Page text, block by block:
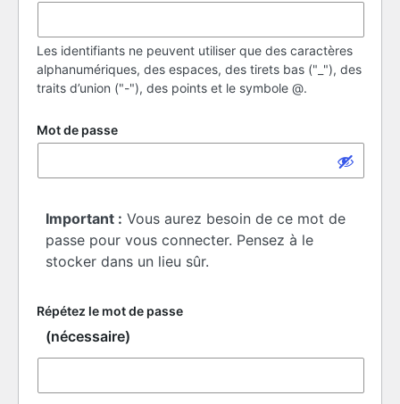
Les identifiants ne peuvent utiliser que des caractères
alphanumériques, des espaces, des tirets bas ("_"), des
traits d’union ("-"), des points et le symbole @.
Mot de passe
Important : Vous aurez besoin de ce mot de
passe pour vous connecter. Pensez à le
stocker dans un lieu sûr.
Répétez le mot de passe
(nécessaire)